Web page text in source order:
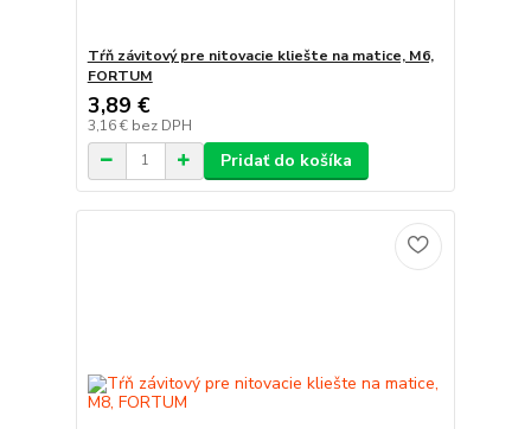
Tŕň závitový pre nitovacie kliešte na matice, M6,
FORTUM
3,89 €
3,16 € bez DPH
Pridať do košíka